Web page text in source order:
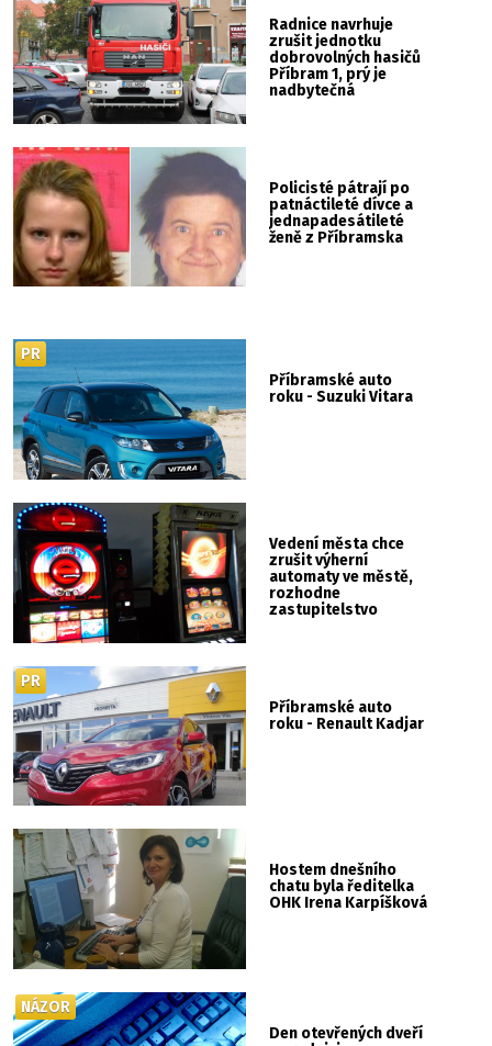
Radnice navrhuje
zrušit jednotku
dobrovolných hasičů
Příbram 1, prý je
nadbytečná
Policisté pátrají po
patnáctileté dívce a
jednapadesátileté
ženě z Příbramska
Příbramské auto
roku - Suzuki Vitara
PR
Vedení města chce
zrušit výherní
automaty ve městě,
rozhodne
zastupitelstvo
Příbramské auto
roku - Renault Kadjar
PR
Hostem dnešního
chatu byla ředitelka
OHK Irena Karpíšková
Den otevřených dveří
NÁZOR